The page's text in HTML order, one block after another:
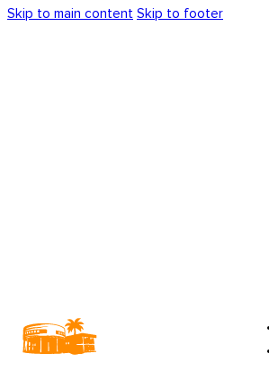
Skip to main content Skip to footer